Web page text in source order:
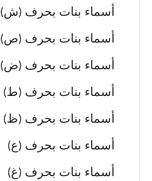
أسماء بنات بحرف (ش)
أسماء بنات بحرف (ص)
أسماء بنات بحرف (ض)
أسماء بنات بحرف (ط)
أسماء بنات بحرف (ظ)
أسماء بنات بحرف (ع)
أسماء بنات بحرف (غ)